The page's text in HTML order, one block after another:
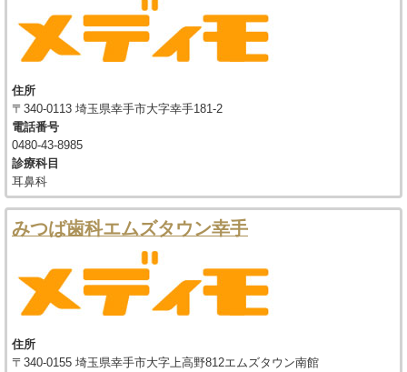
住所
〒340-0113 埼玉県幸手市大字幸手181-2
電話番号
0480-43-8985
診療科目
耳鼻科
みつば歯科エムズタウン幸手
住所
〒340-0155 埼玉県幸手市大字上高野812エムズタウン南館